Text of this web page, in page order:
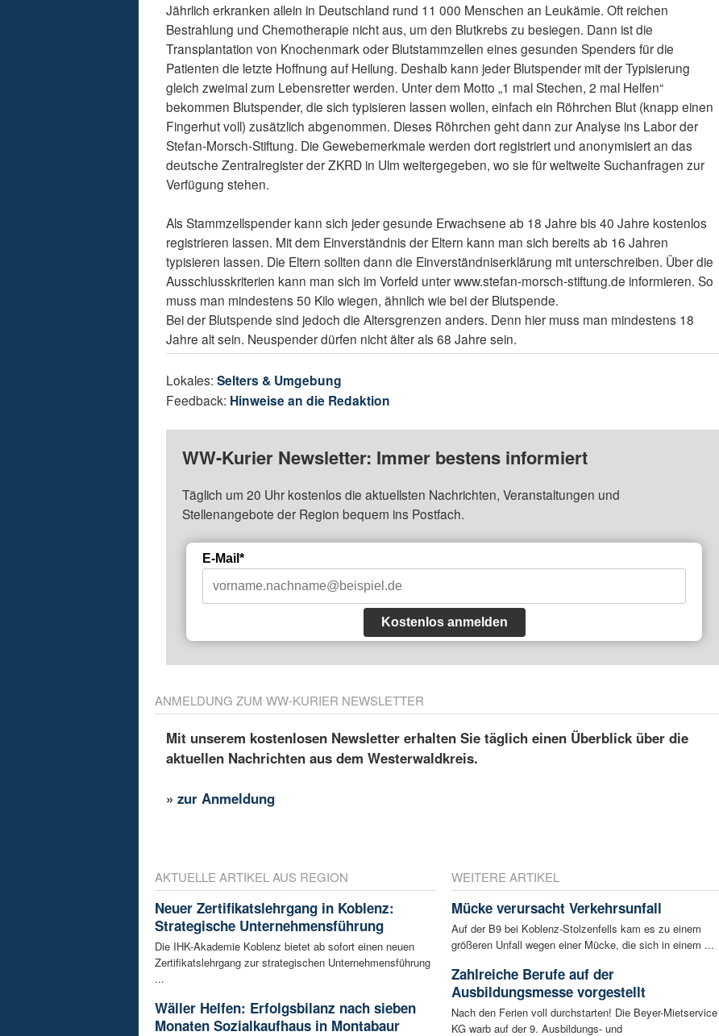
Jährlich erkranken allein in Deutschland rund 11 000 Menschen an Leukämie. Oft reichen
Bestrahlung und Chemotherapie nicht aus, um den Blutkrebs zu besiegen. Dann ist die
Transplantation von Knochenmark oder Blutstammzellen eines gesunden Spenders für die
Patienten die letzte Hoffnung auf Heilung. Deshalb kann jeder Blutspender mit der Typisierung
gleich zweimal zum Lebensretter werden. Unter dem Motto „1 mal Stechen, 2 mal Helfen“
bekommen Blutspender, die sich typisieren lassen wollen, einfach ein Röhrchen Blut (knapp einen
Fingerhut voll) zusätzlich abgenommen. Dieses Röhrchen geht dann zur Analyse ins Labor der
Stefan-Morsch-Stiftung. Die Gewebemerkmale werden dort registriert und anonymisiert an das
deutsche Zentralregister der ZKRD in Ulm weitergegeben, wo sie für weltweite Suchanfragen zur
Verfügung stehen.
Als Stammzellspender kann sich jeder gesunde Erwachsene ab 18 Jahre bis 40 Jahre kostenlos
registrieren lassen. Mit dem Einverständnis der Eltern kann man sich bereits ab 16 Jahren
typisieren lassen. Die Eltern sollten dann die Einverständniserklärung mit unterschreiben. Über die
Ausschlusskriterien kann man sich im Vorfeld unter www.stefan-morsch-stiftung.de informieren. So
muss man mindestens 50 Kilo wiegen, ähnlich wie bei der Blutspende.
Bei der Blutspende sind jedoch die Altersgrenzen anders. Denn hier muss man mindestens 18
Jahre alt sein. Neuspender dürfen nicht älter als 68 Jahre sein.
Lokales:Selters & Umgebung
Feedback: Hinweise an die Redaktion
WW-Kurier Newsletter: Immer bestens informiert
Täglich um 20 Uhr kostenlos die aktuellsten Nachrichten, Veranstaltungen und
Stellenangebote der Region bequem ins Postfach.
E-Mail*
Kostenlos anmelden
ANMELDUNG ZUM WW-KURIER NEWSLETTER
Mit unserem kostenlosen Newsletter erhalten Sie täglich einen Überblick über die
aktuellen Nachrichten aus dem Westerwaldkreis.
»zur Anmeldung
AKTUELLE ARTIKEL AUS REGION
Neuer Zertifikatslehrgang in Koblenz:
Strategische Unternehmensführung
Die IHK-Akademie Koblenz bietet ab sofort einen neuen
Zertifikatslehrgang zur strategischen Unternehmensführung
...
Wäller Helfen: Erfolgsbilanz nach sieben
Monaten Sozialkaufhaus in Montabaur
WEITERE ARTIKEL
Mücke verursacht Verkehrsunfall
Auf der B9 bei Koblenz-Stolzenfells kam es zu einem
größeren Unfall wegen einer Mücke, die sich in einem ...
Zahlreiche Berufe auf der
Ausbildungsmesse vorgestellt
Nach den Ferien voll durchstarten! Die Beyer-Mietservice
KG warb auf der 9. Ausbildungs- und